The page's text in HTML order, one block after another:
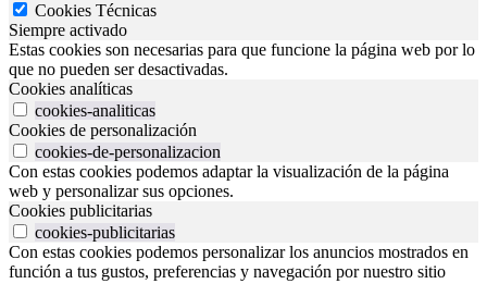
Cookies Técnicas
Siempre activado
Estas cookies son necesarias para que funcione la página web por lo
que no pueden ser desactivadas.
Cookies analíticas
cookies-analiticas
Cookies de personalización
cookies-de-personalizacion
Con estas cookies podemos adaptar la visualización de la página
web y personalizar sus opciones.
Cookies publicitarias
cookies-publicitarias
Con estas cookies podemos personalizar los anuncios mostrados en
función a tus gustos, preferencias y navegación por nuestro sitio